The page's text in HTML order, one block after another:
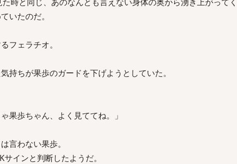
いたのだ。
フェラチオ。
持ちが果歩のガードを下げようとしていた。
歩ちゃん、よく見ててね。」
言わない果歩。
インと判断したようだ。